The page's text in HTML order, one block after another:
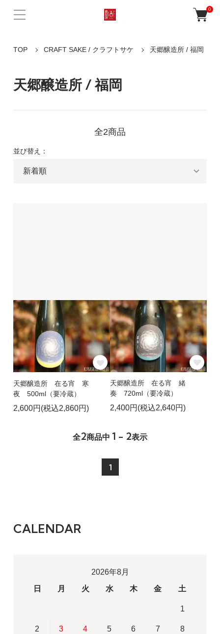
0
TOP CRAFT SAKE / クラフトサケ 天郷醸造所 / 福岡
天郷醸造所 / 福岡
全2商品
並び替え：
天郷醸造所 在る宵 寒
夜 500ml（要冷蔵）
2,600円(税込2,860円)
天郷醸造所 在る宵 緒
奏 720ml（要冷蔵）
2,400円(税込2,640円)
全2商品中 1 - 2表示
1
CALENDAR
2026年8月
日
月 火 水 木 金 土
1
2 3 4 5 6 7 8